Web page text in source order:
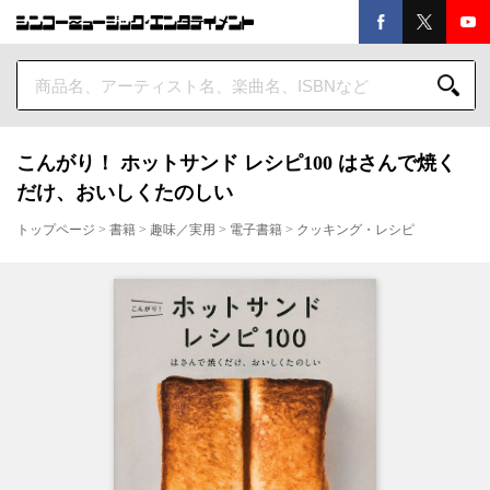
こんがり！ ホットサンド レシピ100 はさんで焼く
だけ、おいしくたのしい
トップページ > 書籍 > 趣味／実用 > 電子書籍 > クッキング・レシピ